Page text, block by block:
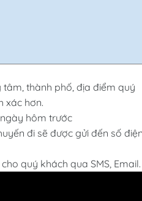
thành phố, địa điểm quý
xác hơn.
hôm trước
đi sẽ được gửi đến số
quý khách qua SMS, Email.